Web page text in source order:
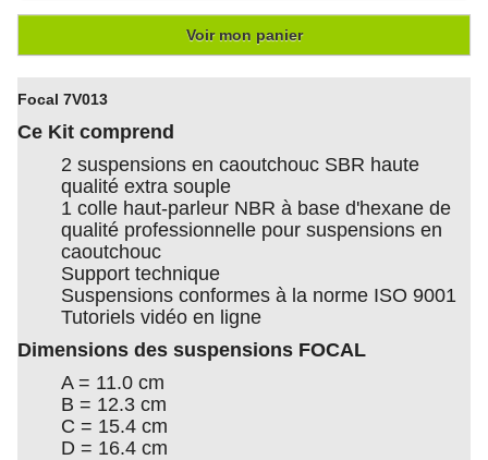
Voir mon panier
Focal 7V013
Ce Kit comprend
2 suspensions en caoutchouc SBR haute
qualité extra souple
1 colle haut-parleur NBR à base d'hexane de
qualité professionnelle pour suspensions en
caoutchouc
Support technique
Suspensions conformes à la norme ISO 9001
Tutoriels vidéo en ligne
Dimensions des suspensions FOCAL
A = 11.0 cm
B = 12.3 cm
C = 15.4 cm
D = 16.4 cm